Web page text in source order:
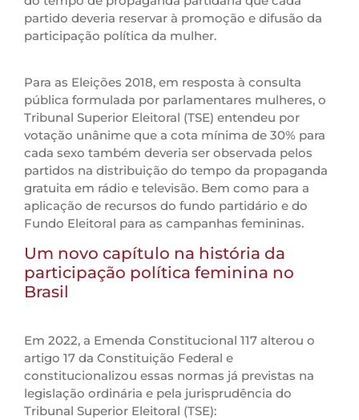
partido deveria reservar à promoção e difusão da
participação política da mulher.
Para as Eleições 2018, em resposta à consulta
pública formulada por parlamentares mulheres, o
Tribunal Superior Eleitoral (TSE) entendeu por
votação unânime que a cota mínima de 30% para
cada sexo também deveria ser observada pelos
partidos na distribuição do tempo da propaganda
gratuita em rádio e televisão. Bem como para a
aplicação de recursos do fundo partidário e do
Fundo Eleitoral para as campanhas femininas.
Um novo capítulo na história da
participação política feminina no
Brasil
Em 2022, a Emenda Constitucional 117 alterou o
artigo 17 da Constituição Federal e
constitucionalizou essas normas já previstas na
legislação ordinária e pela jurisprudência do
Tribunal Superior Eleitoral (TSE):